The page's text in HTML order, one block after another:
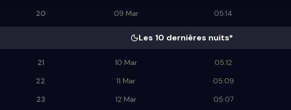
20
09 Mar 05:14
Les 10 dernières nuits*
21 10 Mar 05:12
22
11 Mar 05:09
23
12 Mar 05:07